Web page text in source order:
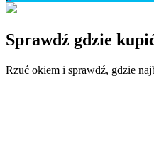
Sprawdź gdzie
Rzuć okiem i sprawdź, gdzie